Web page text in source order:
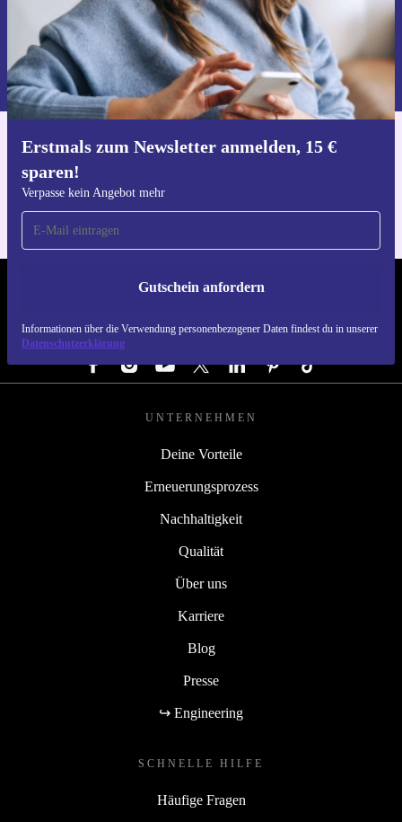
Erstmals zum Newsletter anmelden, 15 €
sparen!
Verpasse kein Angebot mehr
Gutschein anfordern
Informationen über die Verwendung personenbezogener Daten findest du in unserer
Datenschutzerklärung
Gutschein anfordern
Informationen über die Verwendung personenbezogener Daten findest
du in unserer
Datenschutzerklärung.
Hol dir die refurbed-App
REFURBED ÖSTERREICH - RETHINK NEW.
FOLGE UNS
UNTERNEHMEN
Deine Vorteile
Erneuerungsprozess
Nachhaltigkeit
Qualität
Über uns
Karriere
Blog
Presse
↪ Engineering
SCHNELLE HILFE
Häufige Fragen